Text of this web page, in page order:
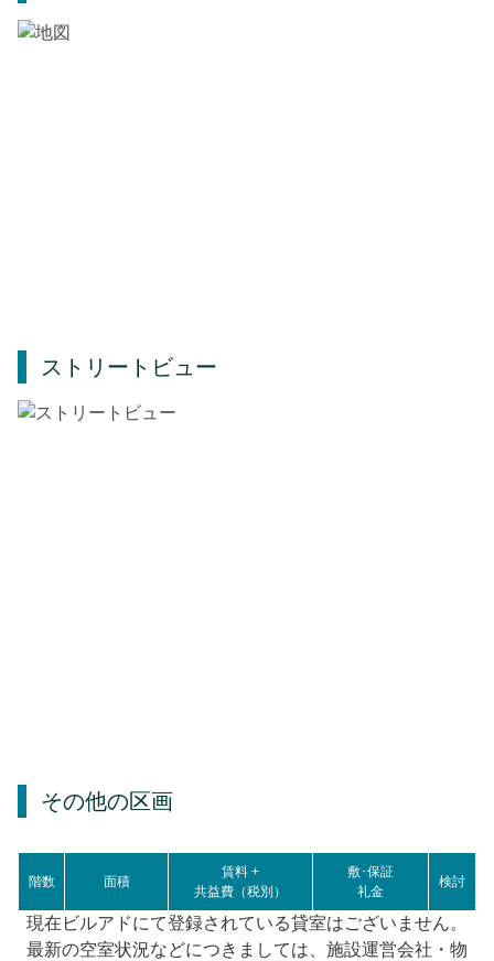
ストリートビュー
その他の区画
階数 面積
賃料 +
共益費（税別）
敷･保証
礼金
検討
現在ビルアドにて登録されている貸室はございません。
最新の空室状況などにつきましては、施設運営会社・物